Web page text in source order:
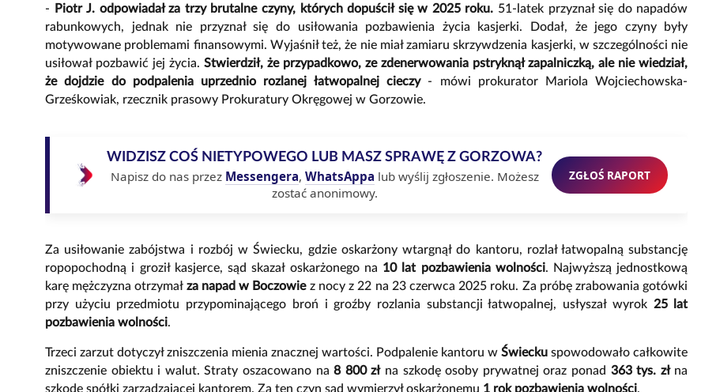
- Piotr J. odpowiadał za trzy brutalne czyny, których dopuścił się w 2025 roku. 51-latek przyznał się do napadów
rabunkowych, jednak nie przyznał się do usiłowania pozbawienia życia kasjerki. Dodał, że jego czyny były
motywowane problemami finansowymi. Wyjaśnił też, że nie miał zamiaru skrzywdzenia kasjerki, w szczególności nie
usiłował pozbawić jej życia.Stwierdził, że przypadkowo, ze zdenerwowania pstryknął zapalniczką, ale nie wiedział,
że dojdzie do podpalenia uprzednio rozlanej łatwopalnej cieczy- mówi prokurator Mariola Wojciechowska-
Grześkowiak, rzecznik prasowy Prokuratury Okręgowej w Gorzowie.
WIDZISZ COŚ NIETYPOWEGO LUB MASZ SPRAWĘ Z GORZOWA?
Napisz do nas przez Messengera, WhatsAppa lub wyślij zgłoszenie. Możesz
zostać anonimowy.
ZGŁOŚ RAPORT
Za usiłowanie zabójstwa i rozbój w Świecku, gdzie oskarżony wtargnął do kantoru, rozlał łatwopalną substancję
ropopochodną i groził kasjerce, sąd skazał oskarżonego na 10 lat pozbawienia wolności. Najwyższą jednostkową
karę mężczyzna otrzymał za napad w Boczowiez nocy z 22 na 23 czerwca 2025 roku. Za próbę zrabowania gotówki
przy użyciu przedmiotu przypominającego broń i groźby rozlania substancji łatwopalnej, usłyszał wyrok 25 lat
pozbawienia wolności.
Trzeci zarzut dotyczył zniszczenia mienia znacznej wartości. Podpalenie kantoru wŚwiecku spowodowało całkowite
zniszczenie obiektu i walut. Straty oszacowano na8 800 złna szkodę osoby prywatnej oraz ponad 363 tys. złna
szkodę spółki zarządzającej kantorem. Za ten czyn sąd wymierzył oskarżonemu 1 rok pozbawienia wolności.